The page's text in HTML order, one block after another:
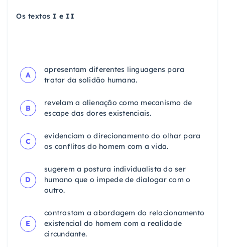
Os textos I e II
A
apresentam diferentes linguagens para
tratar da solidão humana.
B
revelam a alienação como mecanismo de
escape das dores existenciais.
C
evidenciam o direcionamento do olhar para
os conflitos do homem com a vida.
D
sugerem a postura individualista do ser
humano que o impede de dialogar com o
outro.
E
contrastam a abordagem do relacionamento
existencial do homem com a realidade
circundante.